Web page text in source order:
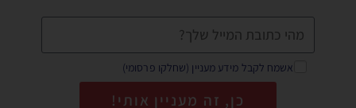
אשמח לקבל מידע מעניין (שחלקו פרסומי)
כן, זה מעניין אותי!